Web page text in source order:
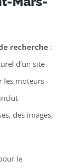
recherche:
d’un site
les moteurs
des images,
le